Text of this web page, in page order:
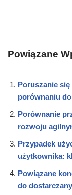
Powiązane
Poruszanie
porównaniu
Porównanie
rozwoju
Przypadek
użytkownika:
Powiązane
do